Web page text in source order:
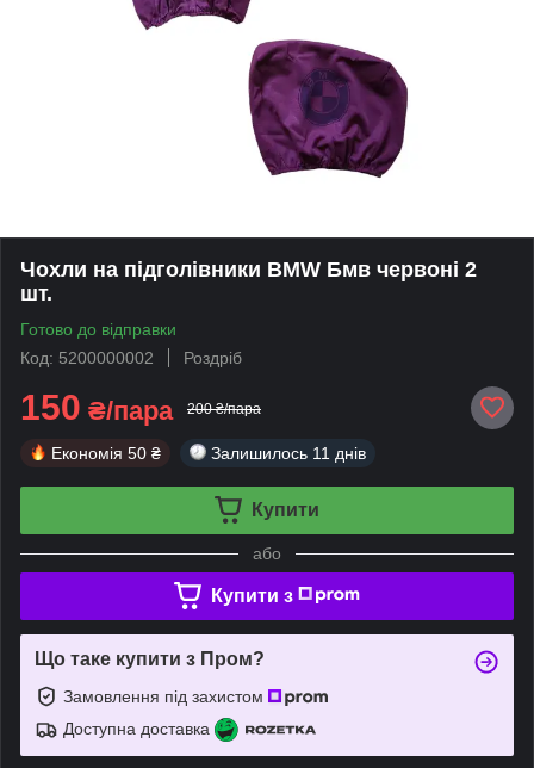
Чохли на підголівники BMW Бмв червоні 2
шт.
Готово до відправки
Код: 5200000002
Роздріб
150 ₴/пара 200 ₴/пара
Економія 50 ₴ Залишилось 11 днів
Купити
або
Купити з
Що таке купити з Пром?
Замовлення під захистом
Доступна доставка